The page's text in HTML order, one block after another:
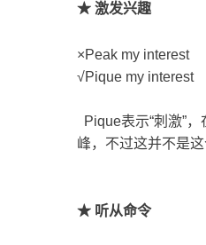
★ 激发兴趣
×Peak my interest
√Pique my interest
Pique表示“刺激”
峰，不过这并不是
★ 听从命令